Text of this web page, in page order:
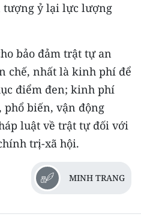
tượng ỷ lại lực lượng
bảo đảm trật tự an
chế, nhất là kinh phí để
điểm đen; kinh phí
phổ biến, vận động
luật về trật tự đối với
trị-xã hội.
MINH TRANG